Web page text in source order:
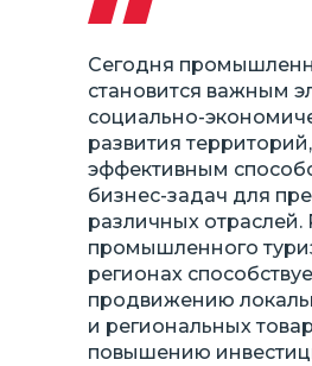
Сегодня
становится важным
социально-
развития
эффективным
бизнес-задач для
различных отраслей.
промышленного
регионах
продвижению
и региональных
повышению